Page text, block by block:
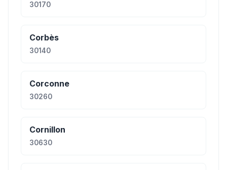
30170
Corbès
30140
Corconne
30260
Cornillon
30630